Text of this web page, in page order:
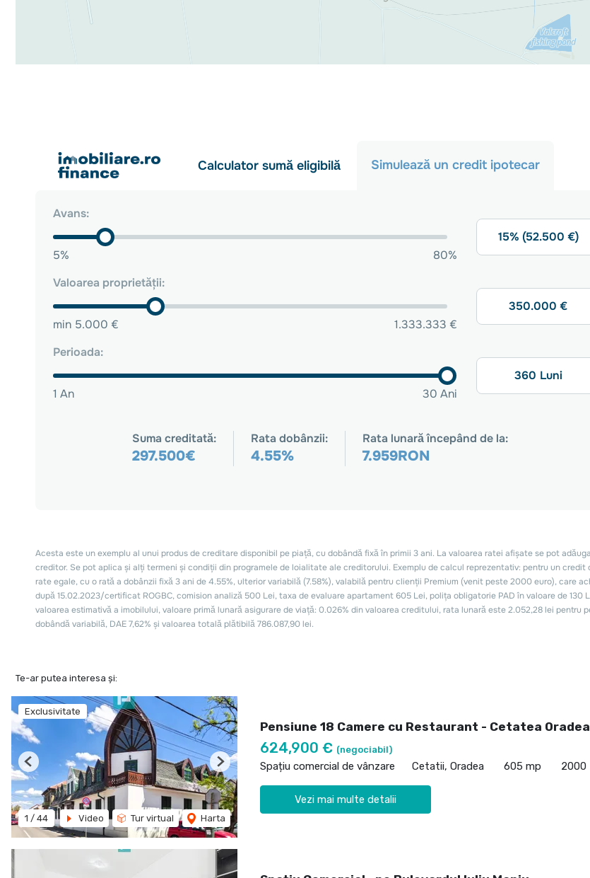
Te-ar putea interesa și:
Exclusivitate
1 / 44 Video Tur virtual Harta
Previous Next
Pensiune 18 Camere cu Restaurant - Cetatea Oradea
624,900 € (negociabil)
Spațiu comercial de vânzare Cetatii, Oradea 605 mp 2000
Vezi mai multe detalii